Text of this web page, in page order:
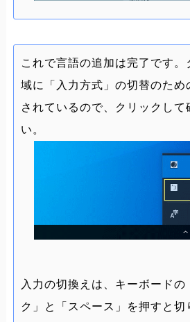
これで言語の追加は完了です
域に「入力方式」の切替のため
されているので、クリックして
い。
入力の切換えは、キーボードの
ク」と「スペース」を押すと切